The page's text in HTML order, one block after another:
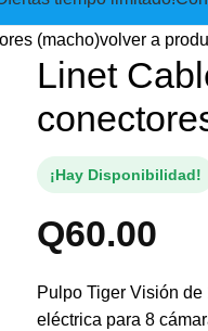
(macho)volver a
Linet
¡Hay Disponibilidad!
Q60.00
Pulpo Tiger Visión
eléctrica para 8